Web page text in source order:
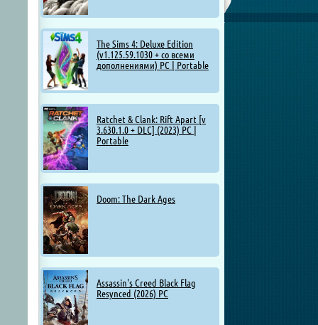
The Sims 4: Deluxe Edition
(v1.125.59.1030 + со всеми
дополнениями) PC | Portable
Ratchet & Clank: Rift Apart [v
3.630.1.0 + DLC] (2023) PC |
Portable
Doom: The Dark Ages
Assassin's Creed Black Flag
Resynced (2026) PC